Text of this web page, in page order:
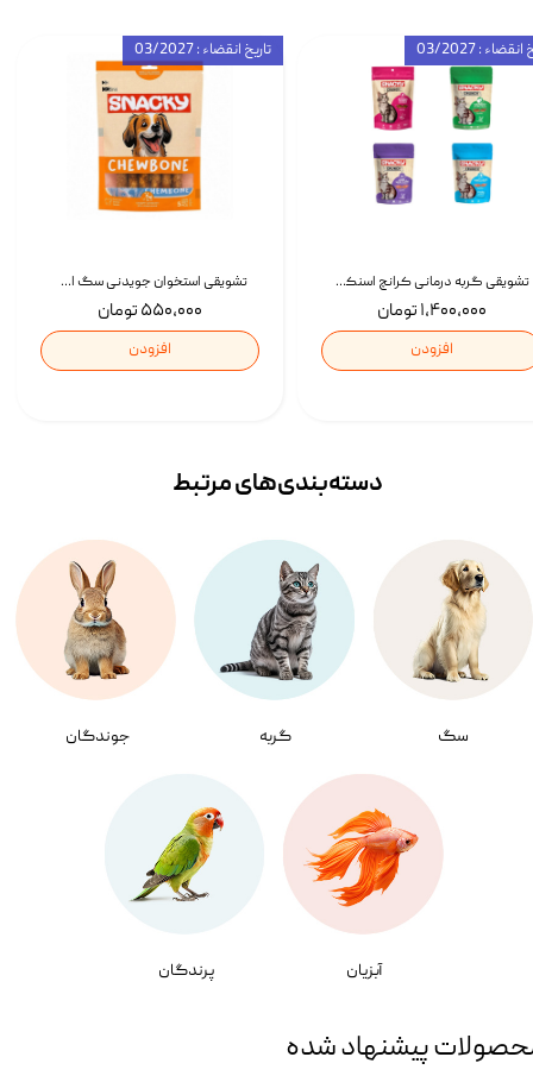
تشویقی استخوان جویدنی سگ اسنکی کرانچی با طعم مرغ Snacky Crunchy Munchy وزن 100 گرم
۵۵۰,۰۰۰ تومان
افزودن
تاریخ انقضاء : 03/2027
تشویقی گربه درمانی کرانچ اسنکی با طعم میکس Snacky Crunch Cat Treats وزن 60 گرم بسته 4 عددی
۱,۴۰۰,۰۰۰ تومان
افزودن
: 03/2027
سگ گربه جوندگان
آبزیان پرندگان
دسته‌بندی‌‌های مرتبط
پیشنهاد شده